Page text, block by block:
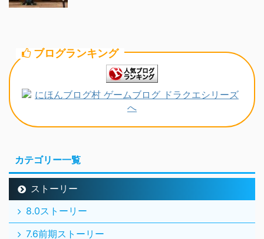
ブログランキング
カテゴリー一覧
ストーリー
8.0ストーリー
7.6前期ストーリー